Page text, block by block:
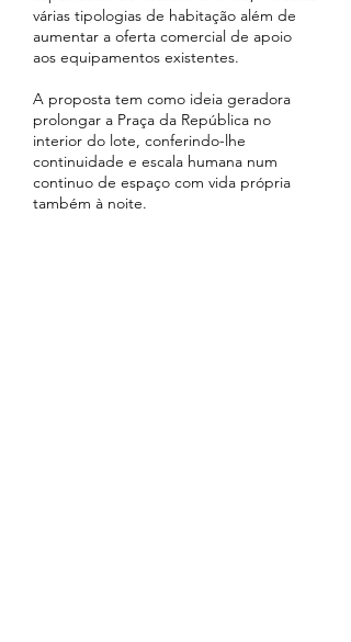
várias tipologias de habitação além de
aumentar a oferta comercial de apoio
aos equipamentos existentes.
A proposta tem como ideia geradora
prolongar a Praça da República no
interior do lote, conferindo-lhe
continuidade e escala humana num
continuo de espaço com vida própria
também à noite.